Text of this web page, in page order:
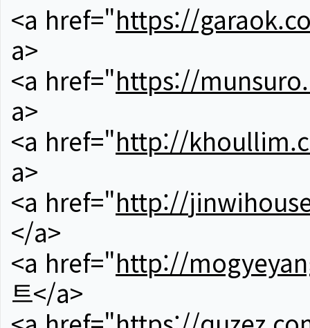
<a href="https://
a>
<a href="https://
a>
<a href="http://
a>
<a href="http://
</a>
<a href="http://
트</a>